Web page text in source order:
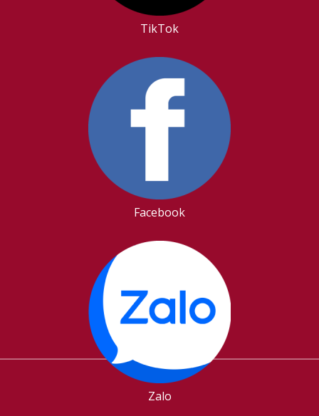
TikTok
Facebook
Zalo